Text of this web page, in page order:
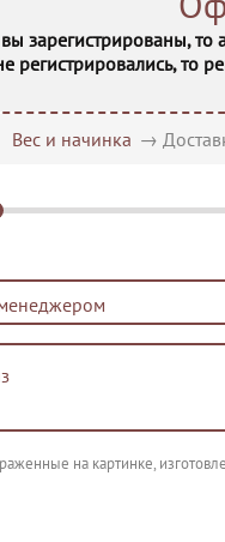
зарегистрированы, то
регистрировались, то
Вес и начинка →
на картинке,